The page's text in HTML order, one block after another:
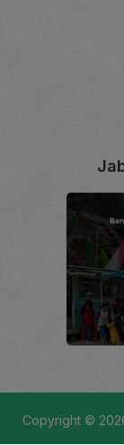
Copyright ©